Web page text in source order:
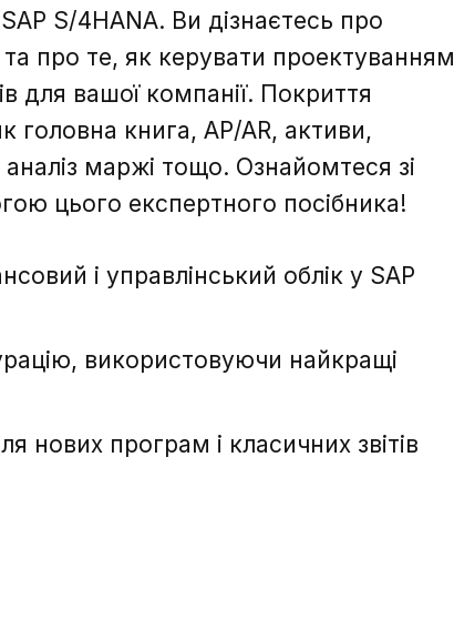
S/4HANA. Ви дізнаєтесь про
та про те, як керувати проектуванням
для вашої компанії. Покриття
головна книга, AP/AR, активи,
маржі тощо. Ознайомтеся зі
цього експертного посібника!
і управлінський облік у SAP
використовуючи найкращі
нових програм і класичних звітів
зв'язок